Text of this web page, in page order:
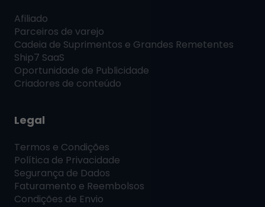
Afiliado
Parceiros de varejo
Cadeia de Suprimentos e Grandes Remetentes
Ship7 SaaS
Oportunidade de Publicidade
Criadores de conteúdo
Legal
Termos e Condições
Política de Privacidade
Segurança de Dados
Faturamento e Reembolsos
Condições de Envio